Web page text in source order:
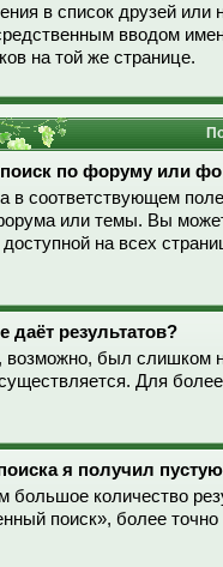
в список друзей или
вводом
на той же странице.
по форуму или
в соответствующем
или темы. Вы
на всех
даёт результатов?
возможно, был слишком
Для
я получил
количество
поиск», более